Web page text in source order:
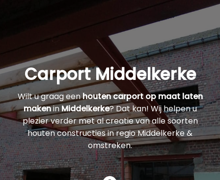
Carport Middelkerke
Wilt u graag eenhouten carport op maat laten
makenin Middelkerke? Dat kan! Wij helpen u
plezier verder met al creatie van alle soorten
houten constructies in regio Middelkerke &
omstreken.